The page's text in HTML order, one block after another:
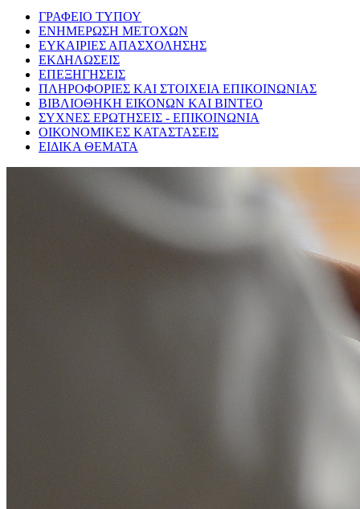
ΓΡΑΦΕΙΟ ΤΥΠΟΥ
ΕΝΗΜΕΡΩΣΗ ΜΕΤΟΧΩΝ
ΕΥΚΑΙΡΙΕΣ ΑΠΑΣΧΟΛΗΣΗΣ
ΕΚΔΗΛΩΣΕΙΣ
ΕΠΕΞΗΓΗΣΕΙΣ
ΠΛΗΡΟΦΟΡΙΕΣ ΚΑΙ ΣΤΟΙΧΕΙΑ ΕΠΙΚΟΙΝΩΝΙΑΣ
ΒΙΒΛΙΟΘΗΚΗ ΕΙΚΟΝΩΝ ΚΑΙ ΒΙΝΤΕΟ
ΣΥΧΝΕΣ ΕΡΩΤΗΣΕΙΣ - ΕΠΙΚΟΙΝΩΝΙΑ
ΟΙΚΟΝΟΜΙΚΕΣ ΚΑΤΑΣΤΑΣΕΙΣ
ΕΙΔΙΚΑ ΘΕΜΑΤΑ